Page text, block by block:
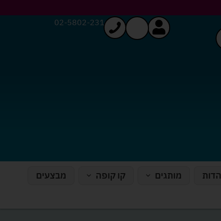
02-5802-231
מותגים קו קופה
מבצעים